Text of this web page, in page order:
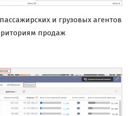
и грузовых агентов
продаж